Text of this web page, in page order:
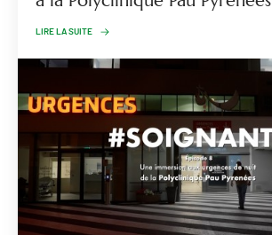
LIRE LA SUITE